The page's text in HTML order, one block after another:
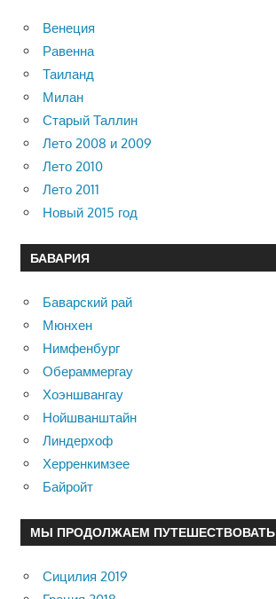
Венеция
Равенна
Таиланд
Милан
Старый Таллин
Лето 2008 и 2009
Лето 2010
Лето 2011
Новый 2015 год
БАВАРИЯ
Баварский рай
Мюнхен
Нимфенбург
Обераммергау
Хоэншвангау
Нойшванштайн
Линдерхоф
Херренкимзее
Байройт
МЫ ПРОДОЛЖАЕМ ПУТЕШЕСТВОВАТЬ
Сицилия 2019